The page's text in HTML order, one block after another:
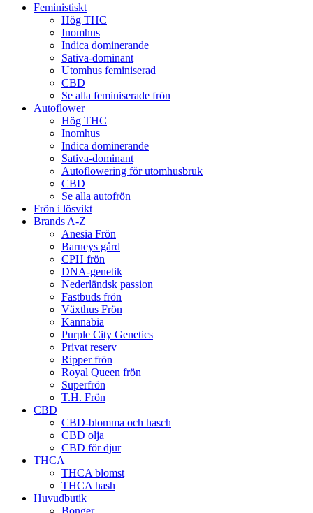
Feministiskt
Hög THC
Inomhus
Indica dominerande
Sativa-dominant
Utomhus feminiserad
CBD
Se alla feminiserade frön
Autoflower
Hög THC
Inomhus
Indica dominerande
Sativa-dominant
Autoflowering för utomhusbruk
CBD
Se alla autofrön
Frön i lösvikt
Brands A-Z
Anesia Frön
Barneys gård
CPH frön
DNA-genetik
Nederländsk passion
Fastbuds frön
Växthus Frön
Kannabia
Purple City Genetics
Privat reserv
Ripper frön
Royal Queen frön
Superfrön
T.H. Frön
CBD
CBD-blomma och hasch
CBD olja
CBD för djur
THCA
THCA blomst
THCA hash
Huvudbutik
Bonger